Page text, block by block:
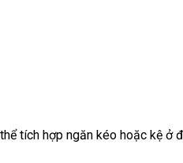
tích hợp ngăn kéo hoặc kệ ở